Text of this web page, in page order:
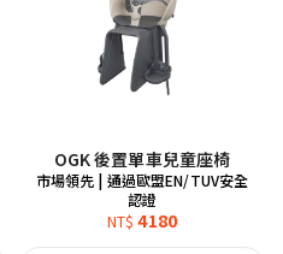
OGK 後置單車兒童座椅
市場領先 | 通過歐盟EN/TUV安全
認證
NT$ 4180